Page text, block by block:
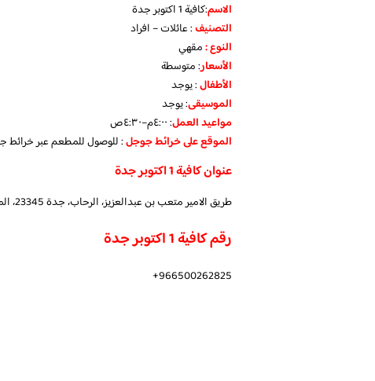
الاسم:كافية 1 اكتوبر جدة
التصنيف: عائلات – افراد
النوع :مقهي
الأسعار:متوسطة
الأطفال:يوجد
الموسيقى:يوجد
مواعيد العمل: ٤:٠٠م–٤:٣٠ص
الموقع على خرائط جوجل: للوصول للمطعم عبر خرائط
عنوان كافية 1 اكتوبر جدة
طريق الامير متعب بن عبدالعزيز، الرحاب، جدة 23345، المملكة العربية السعودية
رقم كافية 1 اكتوبر جدة
966500262825+